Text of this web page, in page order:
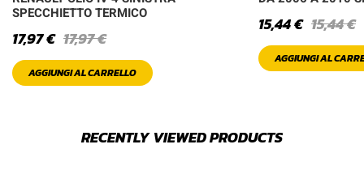
SPECCHIETTO TERMICO
17,97€
17,97€
AGGIUNGI AL CARRELLO
15,44€
15,44€
AGGIUNGI AL
RECENTLY VIEWED PRODUCTS